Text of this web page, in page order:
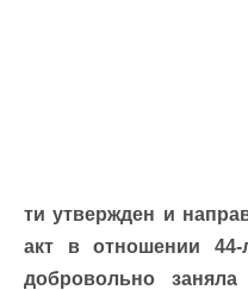
ти утвержден и
акт в отношении 44-
добровольно